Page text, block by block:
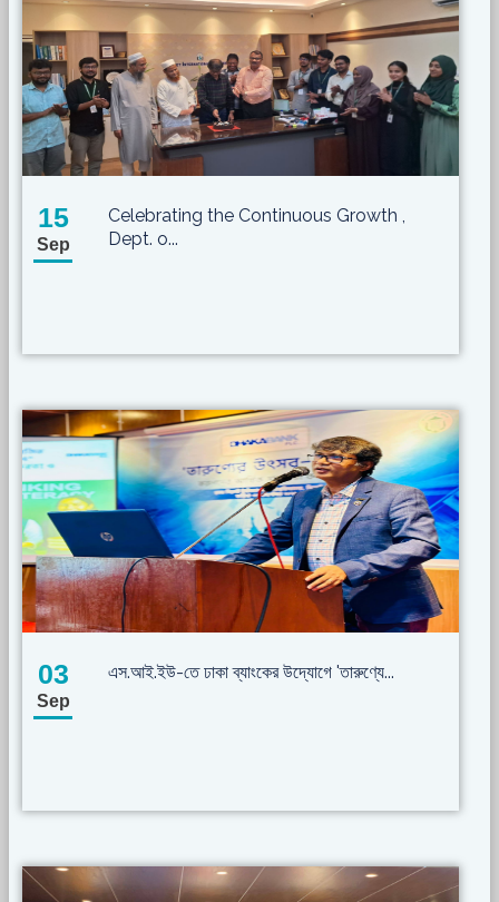
15
Sep
Celebrating the Continuous Growth ,
Dept. o...
03
Sep
এস.আই.ইউ-তে ঢাকা ব্যাংকের উদ্যোগে 'তারুণ্যে...